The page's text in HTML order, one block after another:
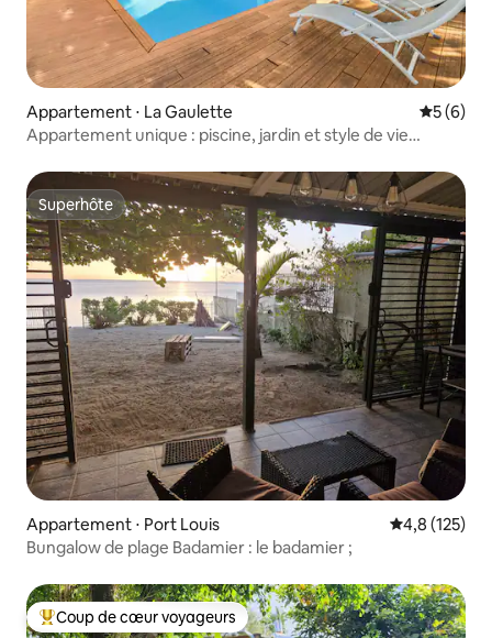
Appartement ⋅ La Gaulette
5 (6)
Appartement unique : piscine, jardin et style de vie
Superhôte
Superhôte
Appartement ⋅ Port Louis Évaluation
4,8 (125)
Bungalow de plage Badamier : le badamier ;
Coups de cœur voyageurs les plus appréciés
Coup de cœur voyageurs